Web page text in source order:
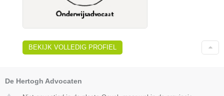
BEKIJK VOLLEDIG PROFIEL
De Hertogh Advocaten